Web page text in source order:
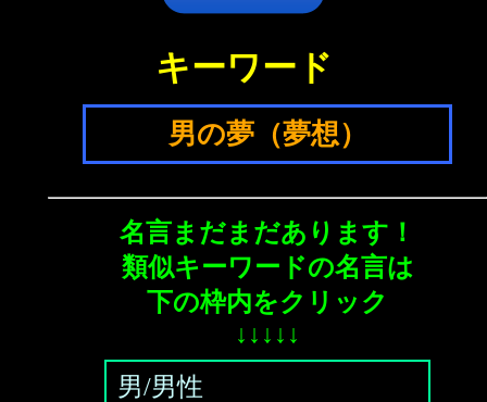
キーワード
男の夢（夢想）
名言まだまだあります！
類似キーワードの名言は
下の枠内をクリック
↓↓↓↓↓
男/男性